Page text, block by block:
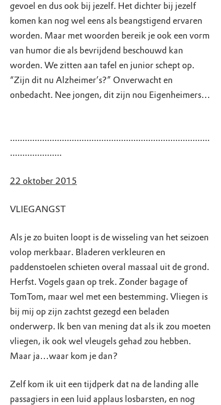
gevoel en dus ook bij jezelf. Het dichter bij jezelf
komen kan nog wel eens als beangstigend ervaren
worden. Maar met woorden bereik je ook een vorm
van humor die als bevrijdend beschouwd kan
worden. We zitten aan tafel en junior schept op.
“Zijn dit nu Alzheimer’s?” Onverwacht en
onbedacht. Nee jongen, dit zijn nou Eigenheimers…
.................................................................................
.....................
22 oktober 2015
VLIEGANGST
Als je zo buiten loopt is de wisseling van het seizoen
volop merkbaar. Bladeren verkleuren en
paddenstoelen schieten overal massaal uit de grond.
Herfst. Vogels gaan op trek. Zonder bagage of
TomTom, maar wel met een bestemming. Vliegen is
bij mij op zijn zachtst gezegd een beladen
onderwerp. Ik ben van mening dat als ik zou moeten
vliegen, ik ook wel vleugels gehad zou hebben.
Maar ja…waar kom je dan?
Zelf kom ik uit een tijdperk dat na de landing alle
passagiers in een luid applaus losbarsten, en nog